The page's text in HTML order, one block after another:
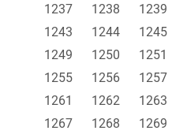
1237
1238 1239
1243
1244 1245
1249
1250 1251
1255
1256 1257
1261
1262 1263
1267
1268 1269